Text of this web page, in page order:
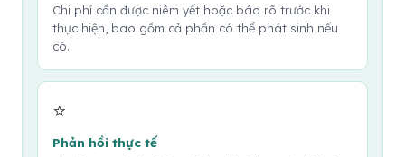
Chi phí cần được niêm yết hoặc báo rõ trước khi
thực hiện, bao gồm cả phần có thể phát sinh nếu
có.
⭐
Phản hồi thực tế